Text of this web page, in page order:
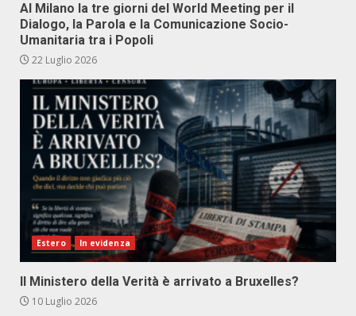
Al Milano la tre giorni del World Meeting per il
Dialogo, la Parola e la Comunicazione Socio-
Umanitaria tra i Popoli
22 Luglio 2026
Estero In evidenza
Il Ministero della Verità è arrivato a Bruxelles?
10 Luglio 2026